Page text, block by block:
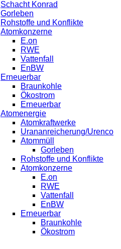
Schacht Konrad
Gorleben
Rohstoffe und Konflikte
Atomkonzerne
E.on
RWE
Vattenfall
EnBW
Erneuerbar
Braunkohle
Ökostrom
Erneuerbar
Atomenergie
Atomkraftwerke
Urananreicherung/Urenco
Atommüll
Gorleben
Rohstoffe und Konflikte
Atomkonzerne
E.on
RWE
Vattenfall
EnBW
Erneuerbar
Braunkohle
Ökostrom